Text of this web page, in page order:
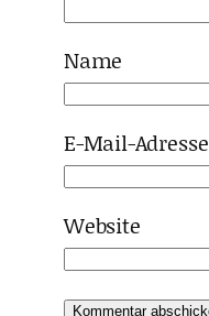
Name
E-Mail-Adresse
Website